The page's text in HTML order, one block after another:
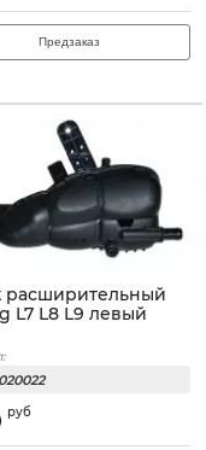
Предзаказ
расширительный
L7 L8 L9 левый
руб